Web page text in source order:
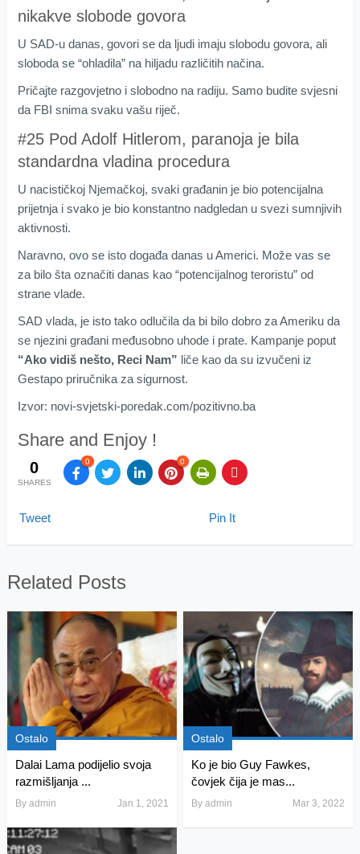
nikakve slobode govora
U SAD-u danas, govori se da ljudi imaju slobodu govora, ali
sloboda se “ohladila” na hiljadu različitih načina.
Pričajte razgovjetno i slobodno na radiju. Samo budite svjesni
da FBI snima svaku vašu riječ.
#25 Pod Adolf Hitlerom, paranoja je bila
standardna vladina procedura
U nacističkoj Njemačkoj, svaki građanin je bio potencijalna
prijetnja i svako je bio konstantno nadgledan u svezi sumnjivih
aktivnosti.
Naravno, ovo se isto događa danas u Americi. Može vas se
za bilo šta označiti danas kao “potencijalnog teroristu” od
strane vlade.
SAD vlada, je isto tako odlučila da bi bilo dobro za Ameriku da
se njezini građani međusobno uhode i prate. Kampanje poput
“Ako vidiš nešto, Reci Nam” liče kao da su izvučeni iz
Gestapo priručnika za sigurnost.
Izvor: novi-svjetski-poredak.com/pozitivno.ba
Share and Enjoy !
0
SHARES
0 0
Tweet Pin It
Related Posts
Ostalo
Dalai Lama podijelio svoja
razmišljanja ...
By admin Jan 1, 2021
Ostalo
Ko je bio Guy Fawkes,
čovjek čija je mas...
Byadmin Mar 3, 2022